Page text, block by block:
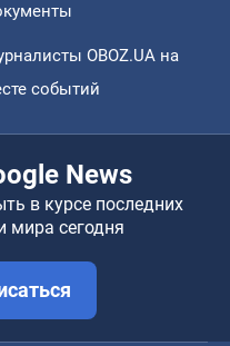
OBOZ.UA на
событий
News
в курсе последних
мира сегодня